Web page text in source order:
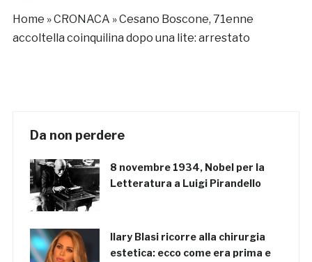
Home »CRONACA »Cesano Boscone, 71enne
accoltella coinquilina dopo una lite: arrestato
Da non perdere
8 novembre 1934, Nobel per la
Letteratura a Luigi Pirandello
Ilary Blasi ricorre alla chirurgia
estetica: ecco come era prima e